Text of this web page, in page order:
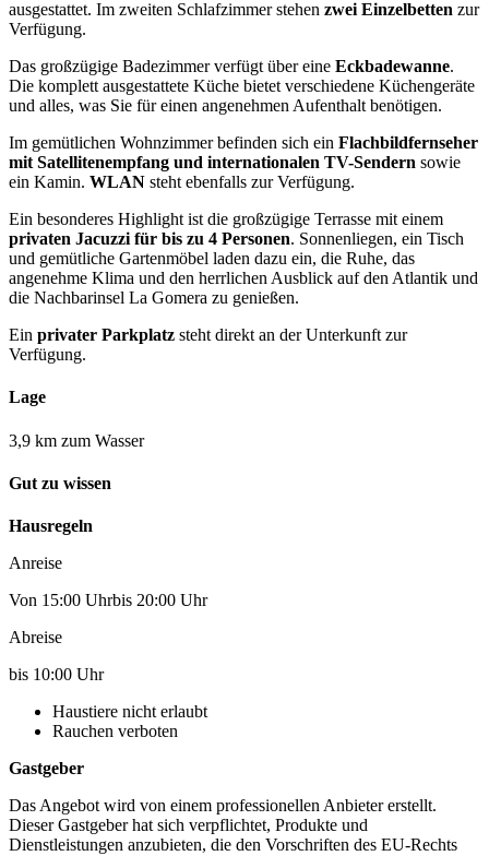
ausgestattet. Im zweiten Schlafzimmer stehen zwei Einzelbetten zur
Verfügung.
Das großzügige Badezimmer verfügt über eine Eckbadewanne.
Die komplett ausgestattete Küche bietet verschiedene Küchengeräte
und alles, was Sie für einen angenehmen Aufenthalt benötigen.
Im gemütlichen Wohnzimmer befinden sich ein Flachbildfernseher
mit Satellitenempfang und internationalen TV-Sendern sowie
ein Kamin. WLAN steht ebenfalls zur Verfügung.
Ein besonderes Highlight ist die großzügige Terrasse mit einem
privaten Jacuzzi für bis zu 4 Personen. Sonnenliegen, ein Tisch
und gemütliche Gartenmöbel laden dazu ein, die Ruhe, das
angenehme Klima und den herrlichen Ausblick auf den Atlantik und
die Nachbarinsel La Gomera zu genießen.
Ein privater Parkplatz steht direkt an der Unterkunft zur
Verfügung.
Lage
3,9 km zum Wasser
Gut zu wissen
Hausregeln
Anreise
Von 15:00 Uhrbis 20:00 Uhr
Abreise
bis 10:00 Uhr
Haustiere nicht erlaubt
Rauchen verboten
Gastgeber
Das Angebot wird von einem professionellen Anbieter erstellt.
Dieser Gastgeber hat sich verpflichtet, Produkte und
Dienstleistungen anzubieten, die den Vorschriften des EU-Rechts